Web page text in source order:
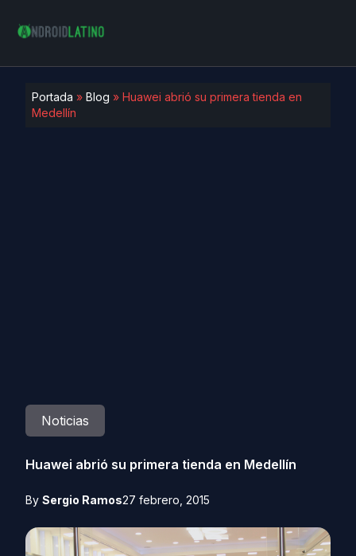
Portada » Blog » Huawei abrió su primera tienda en
Medellín
Noticias
Huawei abrió su primera tienda en Medellín
By Sergio Ramos27 febrero, 2015